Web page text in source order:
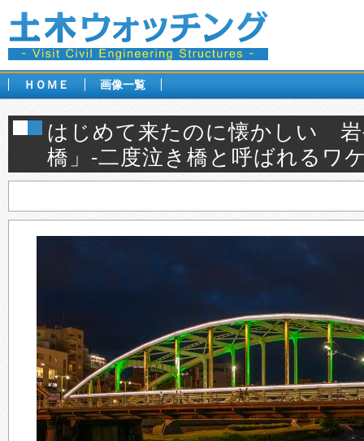
ＨＯＭＥ 画像一覧
はじめて来たのに懐かしい 岩
橋」-二度泣き橋と呼ばれるワ